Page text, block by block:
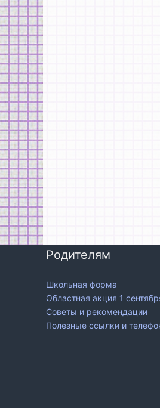
Родителям
Школьная форма
Областная акция 1
Советы и рекомендации
Полезные ссылки и